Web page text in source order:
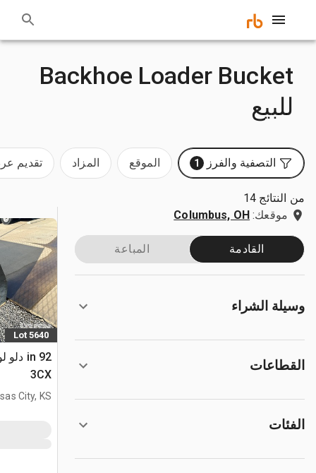
Backhoe Loader Bucket
للبيع
التصفية والفرز 1 الموقع المزاد تقديم
من النتائج 14
موقعك: Columbus, OH
القادمة المباعة
وسيلة الشراء
القطاعات
الفئات
Lot 5640
3CX
City, KS